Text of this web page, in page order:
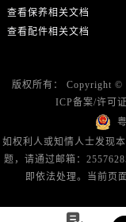
查看保养相关文档
查看配件相关文档
版权所有： Copyright ©
ICP备案/许可证
如权利人或知情人士发现
题，请通过邮箱：
即依法处理。当前页